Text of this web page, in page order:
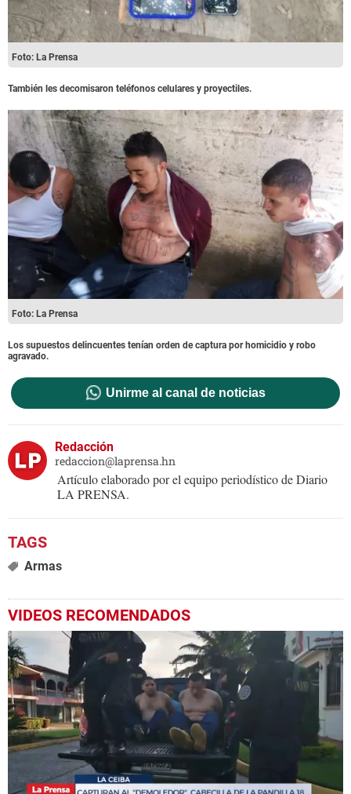
Foto: La Prensa
También les decomisaron teléfonos celulares y proyectiles.
Foto: La Prensa
Los supuestos delincuentes tenían orden de captura por homicidio y robo
agravado.
Unirme al canal de noticias
Redacción
redaccion@laprensa.hn
Artículo elaborado por el equipo periodístico de Diario
LA PRENSA.
Armas
VIDEOS RECOMENDADOS